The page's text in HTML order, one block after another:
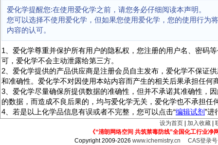
爱化学提醒您:在使用爱化学之前，请您务必仔细阅读本声明。
您可以选择不使用爱化学，但如果您使用爱化学，您的使用行为
内容的认可。
1、爱化学尊重并保护所有用户的隐私权，您注册的用户名、密码
可，爱化学不会主动泄露给第三方。
2、爱化学提供的产品供应商是注册会员自主发布，爱化学不保证
和准确性。爱化学不对因使用本站内容而产生的相关后果承担任何
3、爱化学尽量确保所提供数据的准确性，但并不承诺其准确性，
的数据，而造成不良后果的，均与爱化学无关，爱化学也不承担任
4、若是以上化学品信息有误或者不完整，您可以点击“编辑试剂”进
设为首页 加入收藏
《“清朗网络空间 共筑禁毒防线”全国化工行业净
Copyright 2009-2026www.ichemistry.cn
CAS登录